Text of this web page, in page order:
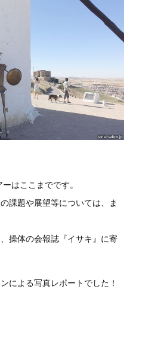
はここまでです。
課題や展望等については、ま
操体の会報誌『イサキ』に寄
による写真レポートでした！